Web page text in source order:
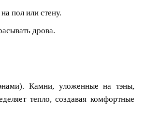
пол или стену.
дрова.
Камни, уложенные на тэны,
тепло, создавая комфортные